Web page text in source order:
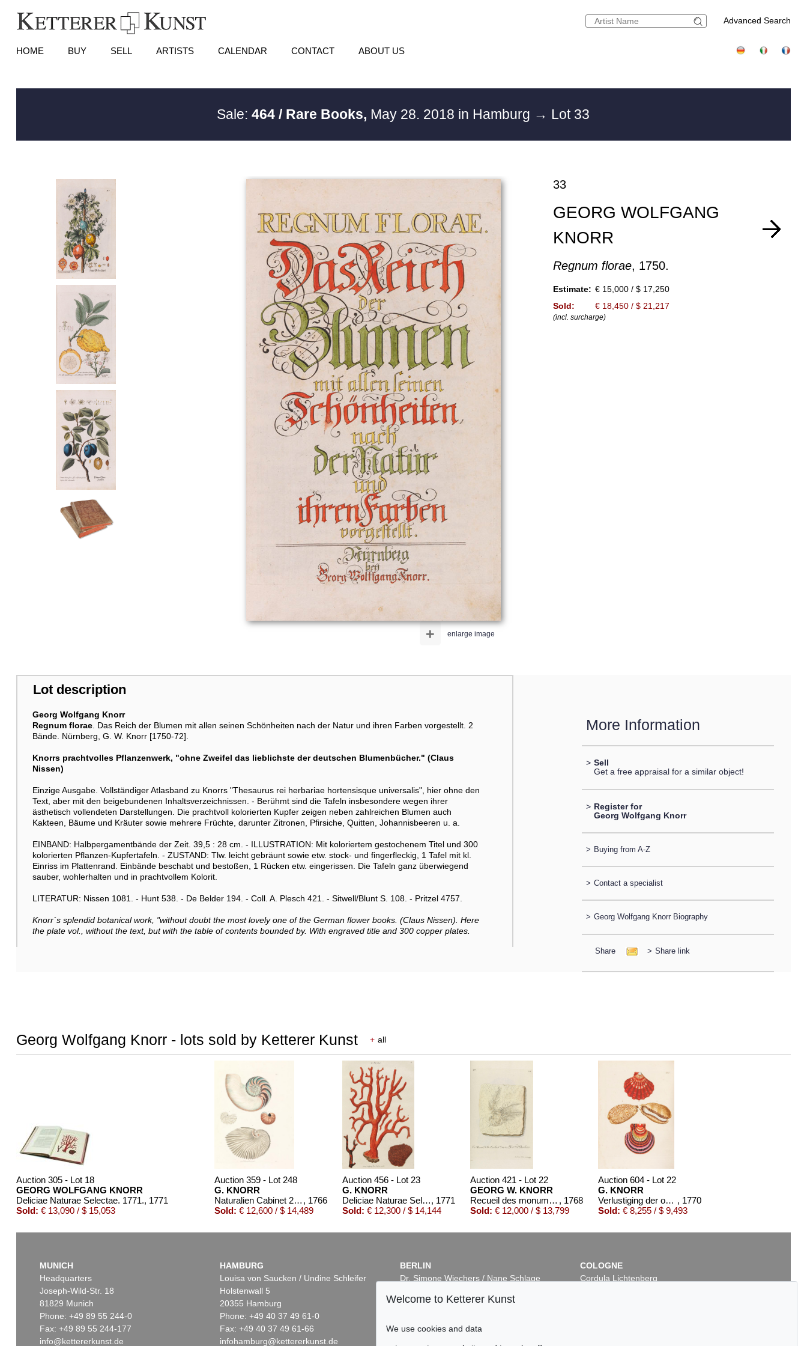
Advanced Search
HOME BUY SELL ARTISTS CALENDAR CONTACT ABOUT US
Sale:464 / Rare Books, May 28. 2018 in Hamburg → Lot 33
enlarge image
+
33
GEORG WOLFGANG
KNORR
Regnum florae, 1750.
Estimate: € 15,000 / $ 17,250
Sold:
€ 18,450 / $ 21,217
(incl. surcharge)
Lot description
Georg Wolfgang Knorr
Regnum florae. Das Reich der Blumen mit allen seinen Schönheiten nach der Natur und ihren Farben vorgestellt. 2
Bände. Nürnberg, G. W. Knorr [1750-72].
Knorrs prachtvolles Pflanzenwerk, "ohne Zweifel das lieblichste der deutschen Blumenbücher." (Claus
Nissen)
Einzige Ausgabe. Vollständiger Atlasband zu Knorrs "Thesaurus rei herbariae hortensisque universalis", hier ohne den
Text, aber mit den beigebundenen Inhaltsverzeichnissen. - Berühmt sind die Tafeln insbesondere wegen ihrer
ästhetisch vollendeten Darstellungen. Die prachtvoll kolorierten Kupfer zeigen neben zahlreichen Blumen auch
Kakteen, Bäume und Kräuter sowie mehrere Früchte, darunter Zitronen, Pfirsiche, Quitten, Johannisbeeren u. a.
EINBAND: Halbpergamentbände der Zeit. 39,5 : 28 cm. - ILLUSTRATION: Mit koloriertem gestochenem Titel und 300
kolorierten Pflanzen-Kupfertafeln. - ZUSTAND: Tlw. leicht gebräunt sowie etw. stock- und fingerfleckig, 1 Tafel mit kl.
Einriss im Plattenrand. Einbände beschabt und bestoßen, 1 Rücken etw. eingerissen. Die Tafeln ganz überwiegend
sauber, wohlerhalten und in prachtvollem Kolorit.
LITERATUR: Nissen 1081. - Hunt 538. - De Belder 194. - Coll. A. Plesch 421. - Sitwell/Blunt S. 108. - Pritzel 4757.
Knorr´s splendid botanical work, "without doubt the most lovely one of the German flower books. (Claus Nissen). Here
the plate vol., without the text, but with the table of contents bounded by. With engraved title and 300 copper plates.
More Information
> Sell
Get a free appraisal for a similar object!
> Register for
Georg Wolfgang Knorr
> Buying from A-Z
> Contact a specialist
> Georg Wolfgang Knorr Biography
Share > Share link
Georg Wolfgang Knorr - lots sold by Ketterer Kunst + all
Auction 305 - Lot 18
GEORG WOLFGANG KNORR
Deliciae Naturae Selectae. 1771., 1771
Sold: € 13,090 / $ 15,053
Auction 359 - Lot 248
G. KNORR
Naturalien Cabinet 2 Bde. 1766 , 1766
Sold: € 12,600 / $ 14,489
Auction 456 - Lot 23
G. KNORR
Deliciae Naturae Selectae, 2 Bde., 1771
Sold: € 12,300 / $ 14,144
Auction 421 - Lot 22
GEORG W. KNORR
Recueil des monumens des catastrophes. 4 Bde. 1768-1778 , 1768
Sold: € 12,000 / $ 13,799
Auction 604 - Lot 22
G. KNORR
Verlustiging der oogen en van den geest. 6 Teile in 2 Bänden , 1770
Sold: € 8,255 / $ 9,493
MUNICH
Headquarters
Joseph-Wild-Str. 18
81829 Munich
Phone: +49 89 55 244-0
Fax: +49 89 55 244-177
info@kettererkunst.de
HAMBURG
Louisa von Saucken / Undine Schleifer
Holstenwall 5
20355 Hamburg
Phone: +49 40 37 49 61-0
Fax: +49 40 37 49 61-66
infohamburg@kettererkunst.de
BERLIN
Dr. Simone Wiechers / Nane Schlage
10719 Berlin
Fax: +49 30 88 67 56-43
COLOGNE
Cordula Lichtenberg
Welcome to Ketterer Kunst
We use cookies and data